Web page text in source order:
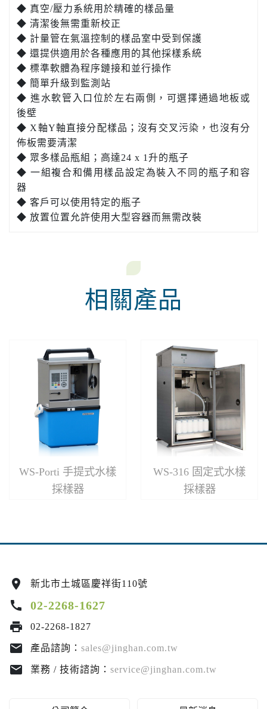
◆ 真空/壓力系統用於精確的樣品量
◆ 清潔後無需重新校正
◆ 計量管在氣溫控制的樣品室中受到保護
◆ 還提供適用於各種應用的其他採樣系統
◆ 標準軟體為程序鏈接和並行操作
◆ 簡單升級到監測站
◆ 進水軟管入口位於左右兩側，可選擇通過地板或
後壁
◆ X軸Y軸直接分配樣品；沒有交叉污染，也沒有分
佈板需要清潔
◆ 眾多樣品瓶組；高達24 x 1升的瓶子
◆ 一組複合和備用樣品設定為裝入不同的瓶子和容
器
◆ 客戶可以使用特定的瓶子
◆ 放置位置允許使用大型容器而無需改裝
相關產品
WS-Porti 手提式水樣
採樣器
WS-316 固定式水樣
採樣器
location_on 新北市土城區慶祥街110號
call 02-2268-1627
print 02-2268-1827
email 產品諮詢： sales@jinghan.com.tw
email 業務 / 技術諮詢： service@jinghan.com.tw